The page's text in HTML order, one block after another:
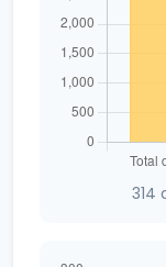
314